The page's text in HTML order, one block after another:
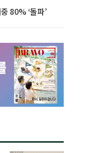
80% ‘돌파’